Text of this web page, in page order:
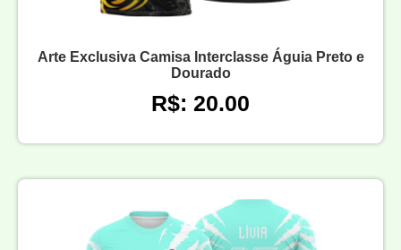
Arte Exclusiva Camisa Interclasse Águia Preto e
Dourado
R$: 20.00